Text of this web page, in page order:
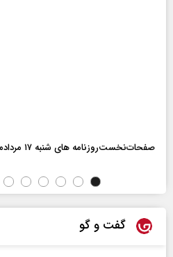
صفحات‌نخست‌روزنامه ها‌ی شنبه ۱۷ مردادماه
گفت و گو